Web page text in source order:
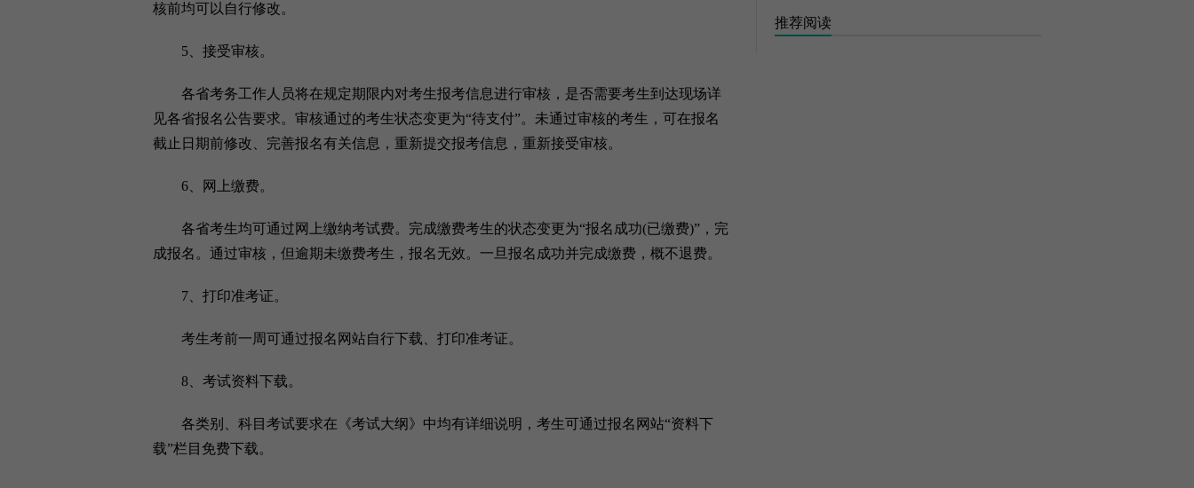
核前均可以自行修改。
5、接受审核。
各省考务工作人员将在规定期限内对考生报考信息进行审核，是否需要考生到达现场详
见各省报名公告要求。审核通过的考生状态变更为“待支付”。未通过审核的考生，可在报名
截止日期前修改、完善报名有关信息，重新提交报考信息，重新接受审核。
6、网上缴费。
各省考生均可通过网上缴纳考试费。完成缴费考生的状态变更为“报名成功(已缴费)”，完
成报名。通过审核，但逾期未缴费考生，报名无效。一旦报名成功并完成缴费，概不退费。
7、打印准考证。
考生考前一周可通过报名网站自行下载、打印准考证。
8、考试资料下载。
各类别、科目考试要求在《考试大纲》中均有详细说明，考生可通过报名网站“资料下
载”栏目免费下载。
推荐阅读